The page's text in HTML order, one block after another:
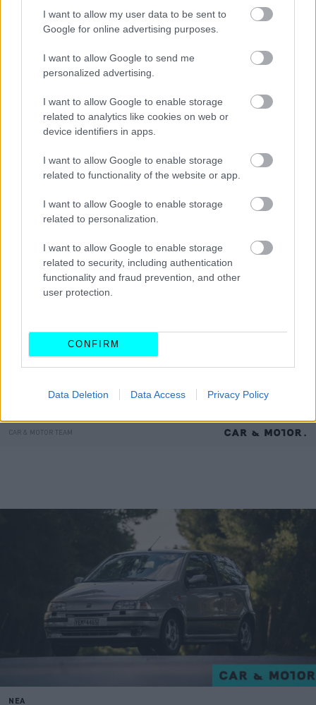
I want to allow my user data to be sent to
Google for online advertising purposes.
I want to allow Google to send me
personalized advertising.
I want to allow Google to enable storage
related to analytics like cookies on web or
device identifiers in apps.
I want to allow Google to enable storage
related to functionality of the website or app.
I want to allow Google to enable storage
related to personalization.
I want to allow Google to enable storage
related to security, including authentication
functionality and fraud prevention, and other
user protection.
CONFIRM
Data Deletion Data Access Privacy Policy
επιστρατεύεται γερανός για τη μεταφορά του.
Διαβάστε επίσης